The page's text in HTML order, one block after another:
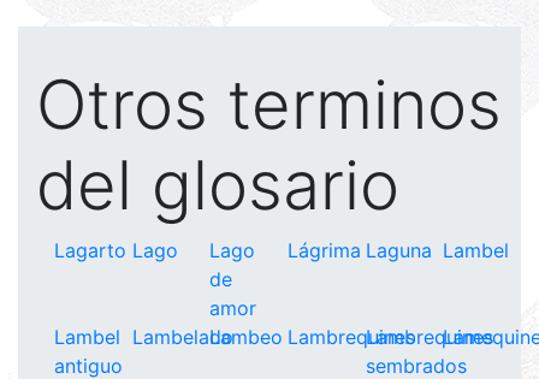
Otros terminos
del glosario
Lagarto Lago
Lago
de
amor
Lágrima Laguna Lambel
Lambel
antiguo
LambeladoLambeo LambrequinesLambrequines
sembrados